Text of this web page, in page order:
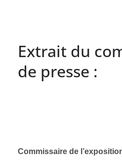
Extrait du
de presse :
Commissaire de